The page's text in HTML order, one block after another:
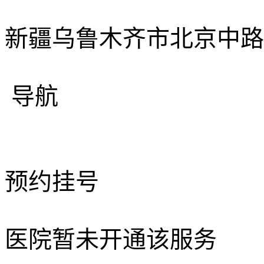
新疆乌鲁木齐市北京中
导航
预约挂号
医院暂未开通该服务